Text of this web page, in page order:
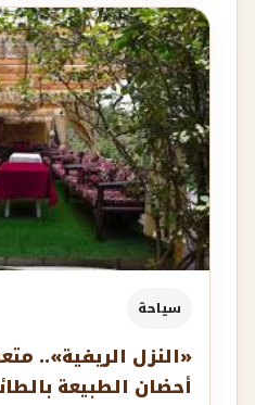
سياحة
«النزل الريفية»..
أحضان الطبيعة